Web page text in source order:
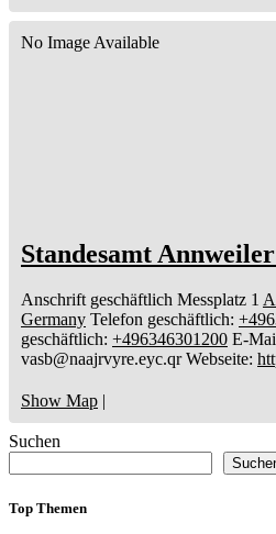
No Image Available
Standesamt
Anschrift geschäftlich Messplatz 1
Germany Telefon geschäftlich:
geschäftlich: +496346301200 E-
vasb@naajrvyre.eyc.qr Webseite:
Show Map
Suchen
Top Themen